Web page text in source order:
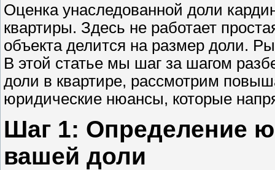
Оценка унаследованной доли
квартиры. Здесь не работает
объекта делится на размер доли.
В этой статье мы шаг за шагом
доли в квартире, рассмотрим
юридические нюансы, которые
Шаг 1: Определение
вашей доли